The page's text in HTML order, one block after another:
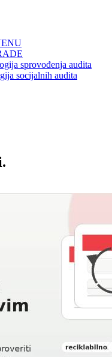
sprovođenja audita
socijalnih audita